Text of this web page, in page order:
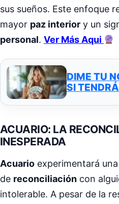
sus sueños. Este enfoque
mayor paz interior y un
personal. Ver Más Aqui
DIME TU
SI
ACUARIO: LA
INESPERADA
Acuario experimentará
de reconciliación con
intolerable. A pesar de la